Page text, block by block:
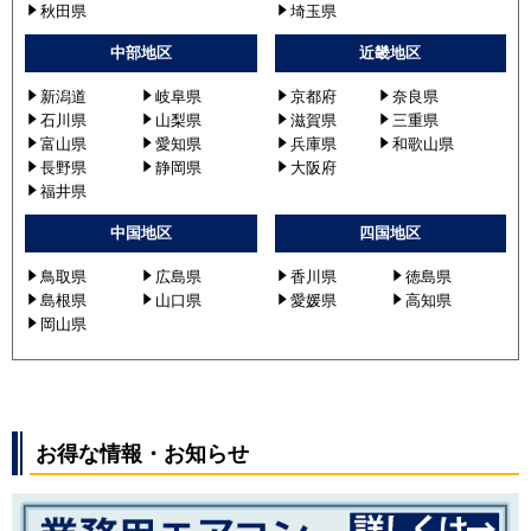
秋田県
埼玉県
中部地区
新潟道
岐阜県
石川県
山梨県
富山県
愛知県
長野県
静岡県
福井県
近畿地区
京都府
奈良県
滋賀県
三重県
兵庫県
和歌山県
大阪府
中国地区
鳥取県
広島県
島根県
山口県
岡山県
四国地区
香川県
徳島県
愛媛県
高知県
お得な情報・お知らせ